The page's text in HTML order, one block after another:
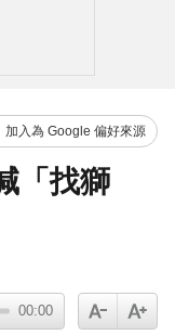
加入為 Google 偏好來源
「找獅
00:00